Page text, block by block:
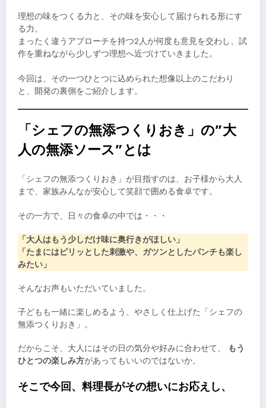
理想の味をつくる力と、その味を安心して届けられる形にす
る力。
まったく違うアプローチを持つ2人が何度も意見を交わし、試
作を重ねながら少しずつ理想へ近づけていきました。
今回は、その一つひとつに込められた想像以上のこだわり
と、開発の裏側をご紹介します。
「シェフの無添つくりおき」の”大
人の無添ソース”とは
「シェフの無添つくりおき」が目指すのは、お子様から大人
まで、家族みんなが安心して笑顔で囲める食卓です。
その一方で、日々の食卓の中では・・・
「大人はもう少しだけ味に奥行きがほしい」
「たまにはピリッとした刺激や、ガツンとしたパンチも楽し
みたい」
そんなお声もいただいていました。
子どもも一緒に楽しめるよう、やさしく仕上げた「シェフの
無添つくりおき」。
だからこそ、大人にはその日の気分や好みに合わせて、
もう
ひとつの楽しみ方があってもいいのではないか。
そこで今回、料理長がその想いにお応えし、